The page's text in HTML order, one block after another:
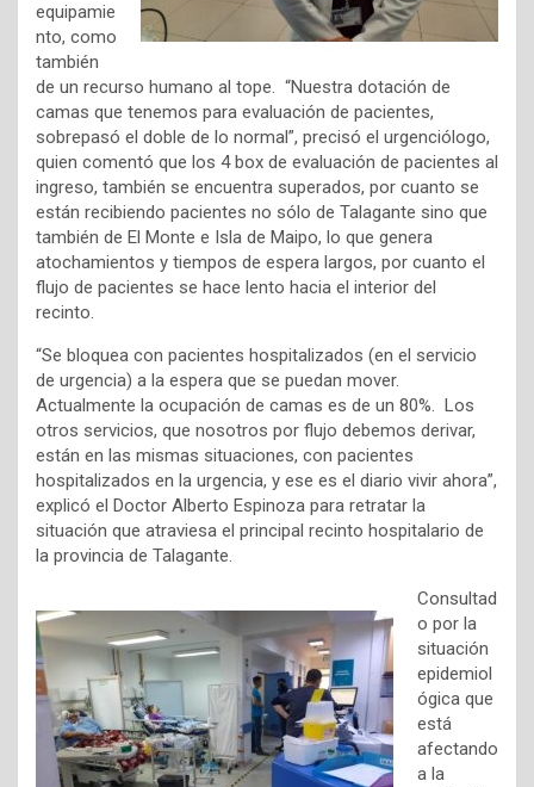
equipamie
nto, como
también
de un recurso humano al tope. “Nuestra dotación de
camas que tenemos para evaluación de pacientes,
sobrepasó el doble de lo normal”, precisó el urgenciólogo,
quien comentó que los 4 box de evaluación de pacientes al
ingreso, también se encuentra superados, por cuanto se
están recibiendo pacientes no sólo de Talagante sino que
también de El Monte e Isla de Maipo, lo que genera
atochamientos y tiempos de espera largos, por cuanto el
flujo de pacientes se hace lento hacia el interior del
recinto.
“Se bloquea con pacientes hospitalizados (en el servicio
de urgencia) a la espera que se puedan mover.
Actualmente la ocupación de camas es de un 80%. Los
otros servicios, que nosotros por flujo debemos derivar,
están en las mismas situaciones, con pacientes
hospitalizados en la urgencia, y ese es el diario vivir ahora”,
explicó el Doctor Alberto Espinoza para retratar la
situación que atraviesa el principal recinto hospitalario de
la provincia de Talagante.
Consultad
o por la
situación
epidemiol
ógica que
está
afectando
a la